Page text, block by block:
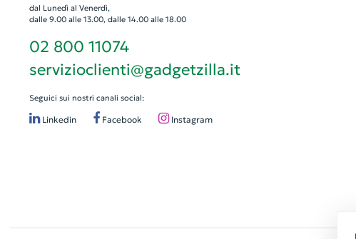
dal Lunedì al Venerdì,
dalle 9.00 alle 13.00, dalle 14.00 alle 18.00
02 800 11074
servizioclienti@gadgetzilla.it
Seguici sui nostri canali social:
Linkedin Facebook Instagram